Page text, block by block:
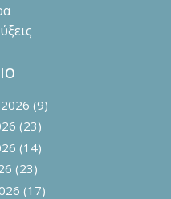
(9)
(23)
(14)
(23)
(17)